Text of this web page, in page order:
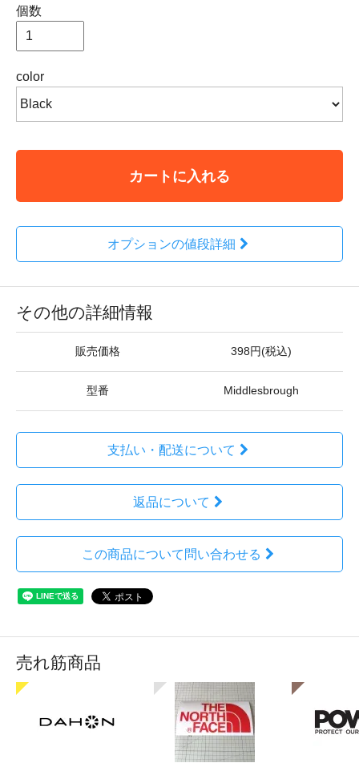
個数
color
カートに入れる
オプションの値段詳細
その他の詳細情報
販売価格 398円(税込)
型番 Middlesbrough
支払い・配送について
返品について
この商品について問い合わせる
売れ筋商品